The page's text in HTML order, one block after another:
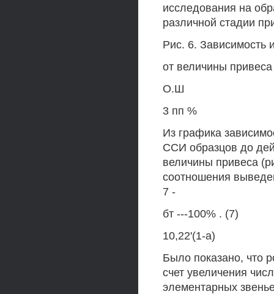
исследования на
различной стадии
Рис. 6. Зависимость
от величины привеса
О.Ш
3 пп %
Из графика
ССИ образцов до
величины привеса
соотношения
7 -
бт ---100% . (7)
10,22'(1-а)
Было показано, что
счет увеличения
элементарных